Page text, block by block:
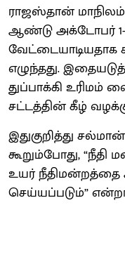
ராஜஸ்தான் மாநிலம்
ஆண்டு அக்டோபர் 1-
வேட்டையாடியதாக
எழுந்தது.
துப்பாக்கி உரிமம்
சட்டத்தின் கீழ்
இதுகுறித்து
கூறும்போது,
உயர் நீதிமன்றத்தை
செய்யப்படும்”